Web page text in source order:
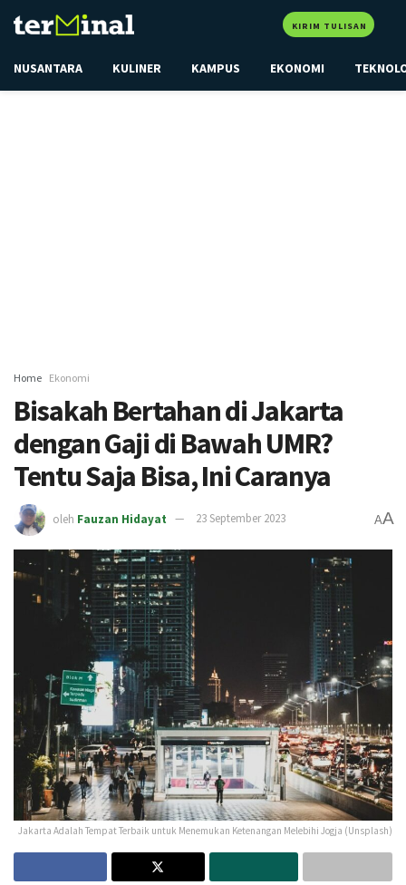
KIRIM TULISAN
NUSANTARA KULINER KAMPUS EKONOMI
Home Ekonomi
Bisakah Bertahan di Jakarta
dengan Gaji di Bawah UMR?
Tentu Saja Bisa, Ini Caranya
oleh Fauzan Hidayat 23 September 2023 AA
Jakarta Adalah Tempat Terbaik untuk Menemukan Ketenangan Melebihi Jogja (Unsplash)